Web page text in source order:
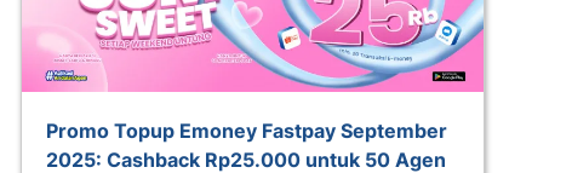
Promo Topup Emoney Fastpay September
2025: Cashback Rp25.000 untuk 50 Agen